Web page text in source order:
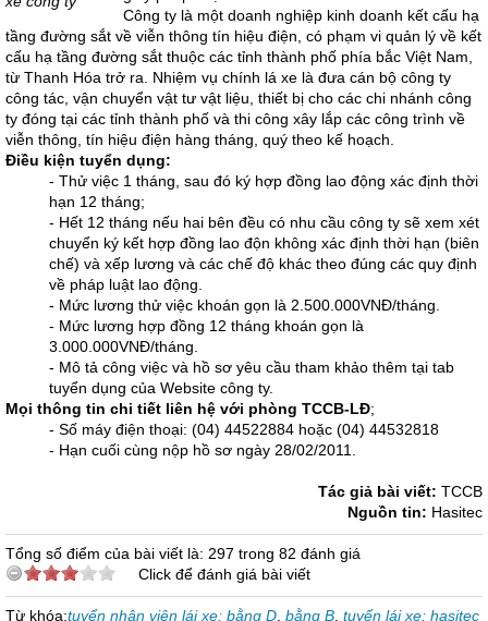
Công ty là một doanh nghiệp kinh doanh kết cấu hạ
tầng đường sắt về viễn thông tín hiệu điện, có phạm vi quản lý về kết
cấu hạ tầng đường sắt thuộc các tỉnh thành phố phía bắc Việt Nam,
từ Thanh Hóa trở ra. Nhiệm vụ chính lá xe là đưa cán bộ công ty
công tác, vận chuyển vật tư vật liệu, thiết bị cho các chi nhánh công
ty đóng tại các tỉnh thành phố và thi công xây lắp các công trình về
viễn thông, tín hiệu điện hàng tháng, quý theo kế hoạch.
Điều kiện tuyển dụng:
- Thử việc 1 tháng, sau đó ký hợp đồng lao động xác định thời
hạn 12 tháng;
- Hết 12 tháng nếu hai bên đều có nhu cầu công ty sẽ xem xét
chuyển ký kết hợp đồng lao độn không xác định thời hạn (biên
chế) và xếp lương và các chế độ khác theo đúng các quy định
về pháp luật lao động.
- Mức lương thử việc khoán gọn là 2.500.000VNĐ/tháng.
- Mức lương hợp đồng 12 tháng khoán gọn là
3.000.000VNĐ/tháng.
- Mô tả công việc và hồ sơ yêu cầu tham khảo thêm tại tab
tuyển dụng của Website công ty.
Mọi thông tin chi tiết liên hệ với phòng TCCB-LĐ;
- Số máy điện thoại: (04) 44522884 hoặc (04) 44532818
- Hạn cuối cùng nộp hồ sơ ngày 28/02/2011.
Tác giả bài viết: TCCB
Nguồn tin: Hasitec
Tổng số điểm của bài viết là: 297 trong 82 đánh giá
Click để đánh giá bài viết
Từ khóa:tuyển nhân viên lái xe; bằng D bằng B tuyển lái xe; hasitec